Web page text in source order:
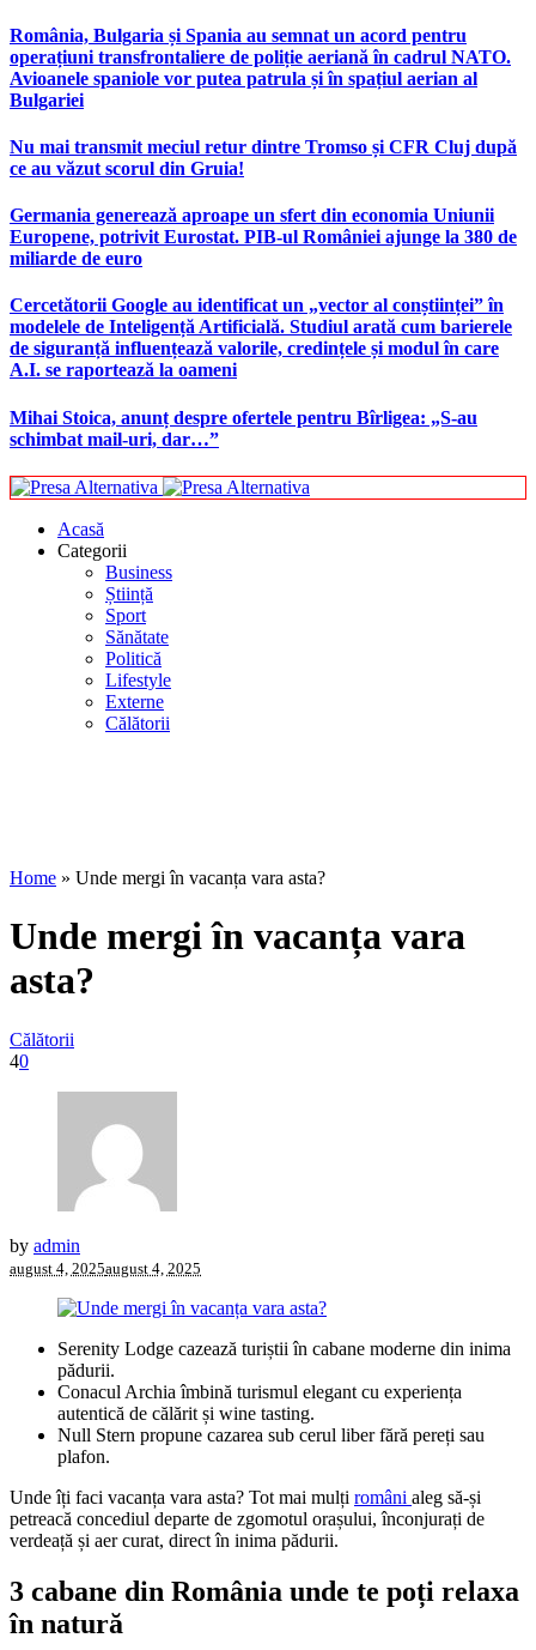
România, Bulgaria și Spania au semnat un acord pentru
operațiuni transfrontaliere de poliție aeriană în cadrul NATO.
Avioanele spaniole vor putea patrula și în spațiul aerian al
Bulgariei
Nu mai transmit meciul retur dintre Tromso și CFR Cluj după
ce au văzut scorul din Gruia!
Germania generează aproape un sfert din economia Uniunii
Europene, potrivit Eurostat. PIB-ul României ajunge la 380 de
miliarde de euro
Cercetătorii Google au identificat un „vector al conștiinței” în
modelele de Inteligență Artificială. Studiul arată cum barierele
de siguranță influențează valorile, credințele și modul în care
A.I. se raportează la oameni
Mihai Stoica, anunț despre ofertele pentru Bîrligea: „S-au
schimbat mail-uri, dar…”
Acasă
Categorii
Business
Știință
Sport
Sănătate
Politică
Lifestyle
Externe
Călătorii
Home » Unde mergi în vacanța vara asta?
Unde mergi în vacanța vara
asta?
Călătorii
40
by admin
august 4, 2025august 4, 2025
Serenity Lodge cazează turiștii în cabane moderne din inima
pădurii.
Conacul Archia îmbină turismul elegant cu experiența
autentică de călărit și wine tasting.
Null Stern propune cazarea sub cerul liber fără pereți sau
plafon.
Unde îți faci vacanța vara asta? Tot mai mulți români aleg să-și
petreacă concediul departe de zgomotul orașului, înconjurați de
verdeață și aer curat, direct în inima pădurii.
3 cabane din România unde te poți relaxa
în natură